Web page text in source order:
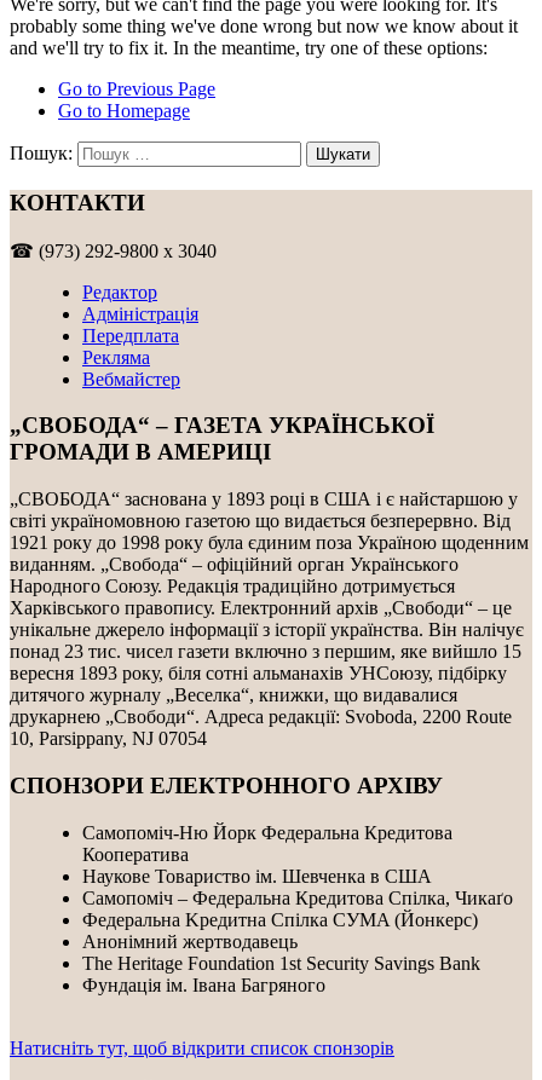
We're sorry, but we can't find the page you were looking for. It's
probably some thing we've done wrong but now we know about it
and we'll try to fix it. In the meantime, try one of these options:
Go to Previous Page
Go to Homepage
Пошук:
КОНТАКТИ
☎ (973) 292-9800 x 3040
Редактор
Адміністрація
Передплата
Рекляма
Вебмайстер
„СВОБОДА“ – ГАЗЕТА УКРАЇНСЬКОЇ
ГРОМАДИ В АМЕРИЦІ
„СВОБОДА“ заснована у 1893 році в США і є найстаршою у
світі україномовною газетою що видається безперервно. Від
1921 року до 1998 року була єдиним поза Україною щоденним
виданням. „Свобода“ – офіційний орган Українського
Народного Союзу. Редакція традиційно дотримується
Харківського правопису. Електронний архів „Свободи“ – це
унікальне джерело інформації з історії українства. Він налічує
понад 23 тис. чисел газети включно з першим, яке вийшло 15
вересня 1893 року, біля сотні альманахів УНСоюзу, підбірку
дитячого журналу „Веселка“, книжки, що видавалися
друкарнею „Свободи“. Адреса редакції: Svoboda, 2200 Route
10, Parsippany, NJ 07054
СПОНЗОРИ ЕЛЕКТРОННОГО АРХІВУ
Самопоміч-Ню Йорк Федеральна Кредитова
Кооператива
Наукове Товариство ім. Шевченка в США
Самопоміч – Федеральна Кредитова Спілка, Чикаґо
Федеральнa Kредитнa Спілка CУMA (Йонкерс)
Анонімний жертводавець
The Heritage Foundation 1st Security Savings Bank
Фундація ім. Івана Багряного
Натисніть тут, щоб відкрити список спонзорів